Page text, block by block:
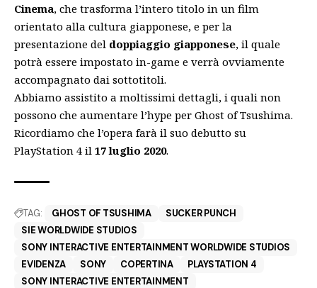
Cinema, che trasforma l’intero titolo in un film
orientato alla cultura giapponese, e per la
presentazione del doppiaggio giapponese, il quale
potrà essere impostato in-game e verrà ovviamente
accompagnato dai sottotitoli.
Abbiamo assistito a moltissimi dettagli, i quali non
possono che aumentare l’hype per Ghost of Tsushima.
Ricordiamo che l’opera farà il suo debutto su
PlayStation 4 il 17 luglio 2020.
TAG: GHOST OF TSUSHIMA
SUCKER PUNCH
SIE WORLDWIDE STUDIOS
SONY INTERACTIVE ENTERTAINMENT WORLDWIDE STUDIOS
EVIDENZA
SONY COPERTINA
PLAYSTATION 4
SONY INTERACTIVE ENTERTAINMENT